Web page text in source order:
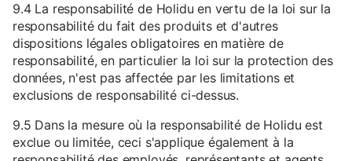
9.4 La responsabilité de Holidu en vertu de la loi sur la
responsabilité du fait des produits et d'autres
dispositions légales obligatoires en matière de
responsabilité, en particulier la loi sur la protection des
données, n'est pas affectée par les limitations et
exclusions de responsabilité ci-dessus.
9.5 Dans la mesure où la responsabilité de Holidu est
exclue ou limitée, ceci s'applique également à la